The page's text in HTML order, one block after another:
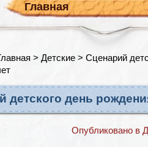
Главная
> Детские > Сценарий
детского день
Опубликовано в